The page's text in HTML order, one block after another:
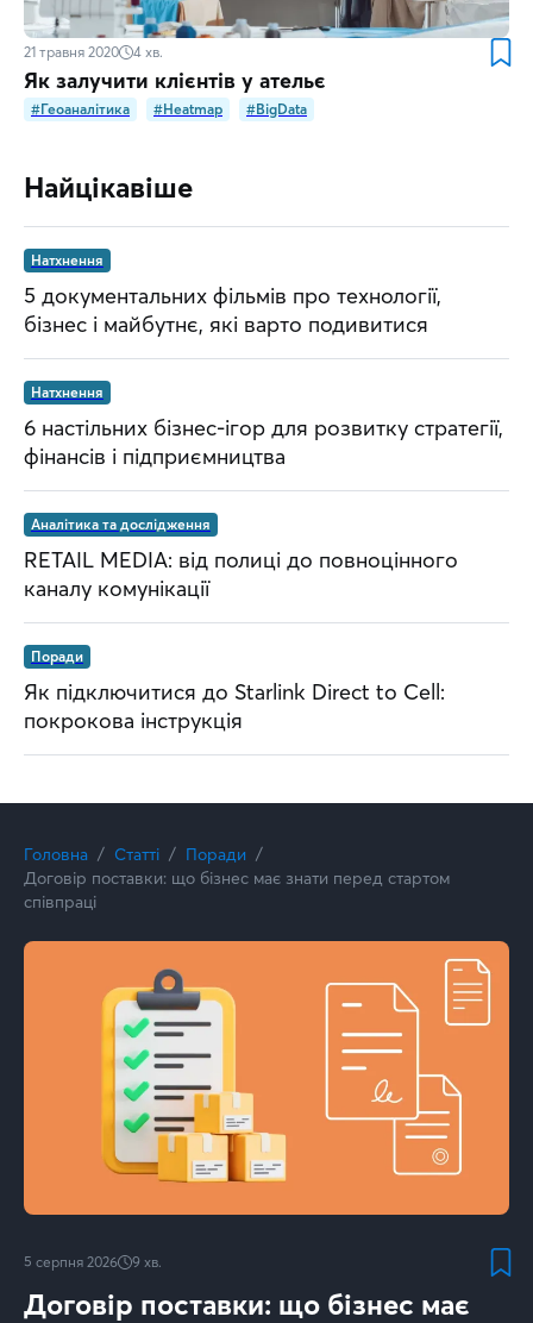
21 травня 2020 4 хв.
Як залучити клієнтів у ательє
#Геоаналітика #Heatmap #BigData
Найцікавіше
Натхнення
5 документальних фільмів про технології,
бізнес і майбутнє, які варто подивитися
Натхнення
6 настільних бізнес-ігор для розвитку стратегії,
фінансів і підприємництва
Аналітика та дослідження
RETAIL MEDIA: від полиці до повноцінного
каналу комунікації
Поради
Як підключитися до Starlink Direct to Cell:
покрокова інструкція
Головна Статті
Поради
Договір поставки: що бізнес має знати перед стартом
співпраці
5 серпня 2026 9 хв.
Договір поставки: що бізнес має